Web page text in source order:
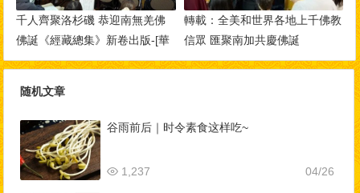
千人齊聚洛杉磯 恭迎南無羌佛
佛誕《經藏總集》新卷出版-[華
人今日網]
轉載：全美和世界各地上千佛教
信眾 匯聚南加共慶佛誕
随机文章
谷雨前后｜时令素食这样吃~
04/26
1,237